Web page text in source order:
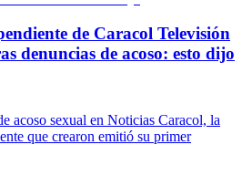
de Caracol Televisión
denuncias de acoso: esto dijo
acoso sexual en Noticias Caracol, la
que crearon emitió su primer